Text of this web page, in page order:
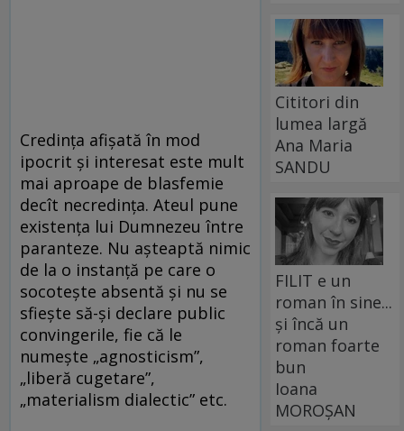
Credinţa afişată în mod
ipocrit şi interesat este mult
mai aproape de blasfemie
decît necredinţa. Ateul pune
existenţa lui Dumnezeu între
paranteze. Nu aşteaptă nimic
de la o instanţă pe care o
socoteşte absentă şi nu se
sfieşte să-şi declare public
convingerile, fie că le
numeşte „agnosticism”,
„liberă cugetare”,
„materialism dialectic” etc.
Cititori din
lumea largă
Ana Maria
SANDU
FILIT e un
roman în sine...
și încă un
roman foarte
bun
Ioana
MOROȘAN